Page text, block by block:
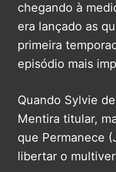
chegando à
era lançado as
primeira
episódio mais
Quando Sylvie
Mentira titular,
que Permanece
libertar o